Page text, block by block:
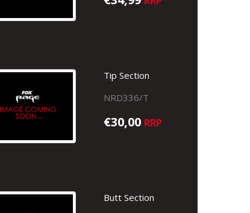
Tip Section
NRD336/T
€30,00 RRP
Butt Section